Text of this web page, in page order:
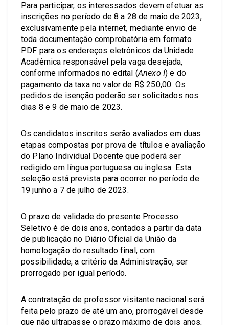
Para participar, os interessados devem efetuar as
inscrições no período de 8 a 28 de maio de 2023,
exclusivamente pela internet, mediante envio de
toda documentação comprobatória em formato
PDF para os endereços eletrônicos da Unidade
Acadêmica responsável pela vaga desejada,
conforme informados no edital (Anexo I) e do
pagamento da taxa no valor de R$ 250,00. Os
pedidos de isenção poderão ser solicitados nos
dias 8 e 9 de maio de 2023.
Os candidatos inscritos serão avaliados em duas
etapas compostas por prova de títulos e avaliação
do Plano Individual Docente que poderá ser
redigido em língua portuguesa ou inglesa. Esta
seleção está prevista para ocorrer no período de
19 junho a 7 de julho de 2023.
O prazo de validade do presente Processo
Seletivo é de dois anos, contados a partir da data
de publicação no Diário Oficial da União da
homologação do resultado final, com
possibilidade, a critério da Administração, ser
prorrogado por igual período.
A contratação de professor visitante nacional será
feita pelo prazo de até um ano, prorrogável desde
que não ultrapasse o prazo máximo de dois anos,